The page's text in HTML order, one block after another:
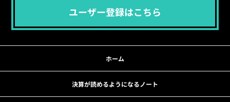
ユーザー登録はこちら
ホーム
決算が読めるようになるノート